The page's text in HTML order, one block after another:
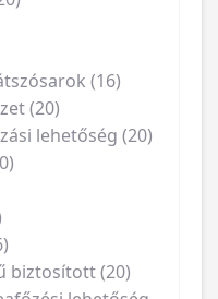
(16)
(20)
lehetőség (20)
biztosított (20)